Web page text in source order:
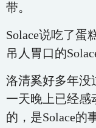
带。
Solace说吃了蛋
吊人胃口的
洛清奚好多年没
一天晚上已经感
的，是Solace的